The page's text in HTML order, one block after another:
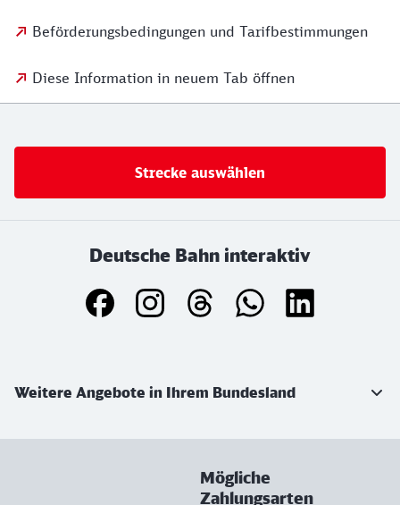
Beförderungsbedingungen und Tarifbestimmungen
Diese Information in neuem Tab öffnen
Strecke auswählen
Deutsche Bahn interaktiv
Weitere Angebote in Ihrem Bundesland
Mögliche
Zahlungsarten